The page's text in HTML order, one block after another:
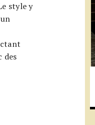
style y
des